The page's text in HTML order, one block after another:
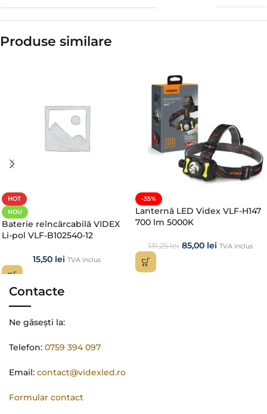
Produse similare​
HOT
NOU
Baterie reîncărcabilă VIDEX
Li-pol VLF-B102540-12
Original15,50 lei TVA inclus
-35%
Lanternă LED Videx VLF-H147
700 lm 5000K
131,25lei 85,00 lei TVA inclus
Contacte
Ne găsești la:
Telefon: 0759 394 097
Email: contact@videxled.ro
Formular contact